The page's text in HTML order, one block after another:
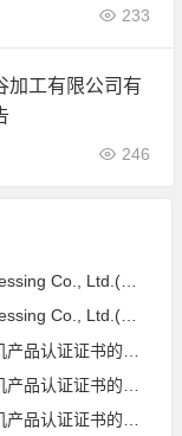
233
加工有限公司有
246
)JAS有机产品认证证书的公告
)JAS有机产品认证证书的公告
认证证书的公告
认证证书的公告
认证证书的公告